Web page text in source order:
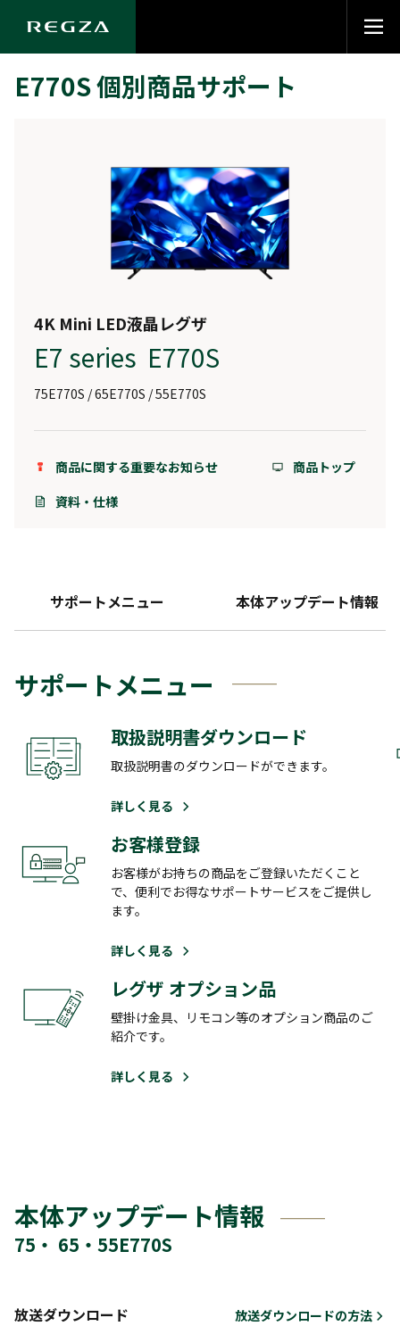
E770S 個別商品サポート
4K Mini LED液晶レグザ
E7 series E770S
75E770S / 65E770S / 55E770S
商品に関する重要なお知らせ
商品トップ
資料・仕様
サポートメニュー 本体アップデート情報
サポートメニュー
取扱説明書ダウンロード
取扱説明書のダウンロードができます。
詳しく見る
お客様登録
お客様がお持ちの商品をご登録いただくこと
で、便利でお得なサポートサービスをご提供し
ます。
詳しく見る
レグザ オプション品
壁掛け金具、リモコン等のオプション商品のご
紹介です。
詳しく見る
本体アップデート情報
75・ 65・55E770S
放送ダウンロード 放送ダウンロードの方法